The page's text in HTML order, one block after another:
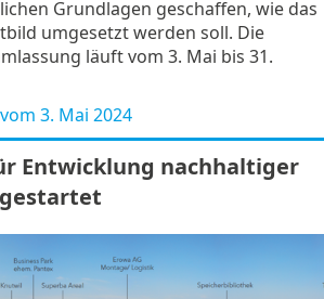
Grundlagen geschaffen, wie das
umgesetzt werden soll. Die
läuft vom 3. Mai bis 31.
3. Mai 2024
Entwicklung nachhaltiger